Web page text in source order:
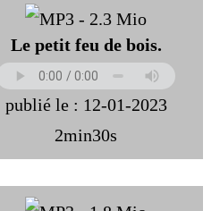
Le petit feu de bois.
publié le : 12-01-2023
2min30s